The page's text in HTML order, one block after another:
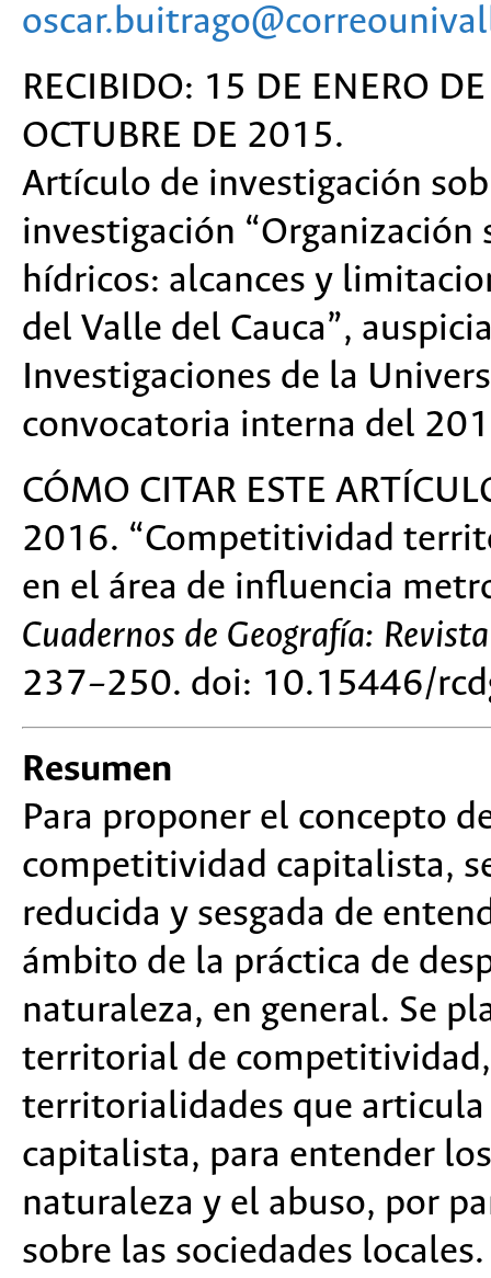
RECIBIDO: 15 DE ENERO
OCTUBRE DE 2015.
Artículo de investigación
investigación “Organización
hídricos: alcances y
del Valle del Cauca”,
Investigaciones de la
convocatoria interna del
CÓMO CITAR ESTE
2016. “Competitividad
en el área de influencia
Cuadernos de Geografía:
237–250. doi: 10.15446/
Resumen
Para proponer el concepto
competitividad capitalista,
reducida y sesgada de
ámbito de la práctica de
naturaleza, en general. Se
territorial de
territorialidades que
capitalista, para entender
naturaleza y el abuso, por
sobre las sociedades